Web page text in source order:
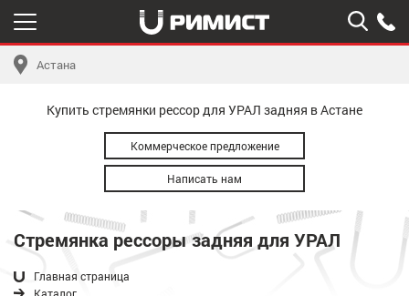
Астана
Купить стремянки рессор для УРАЛ задняя в Астане
Коммерческое предложение
Написать нам
Стремянка рессоры задняя для УРАЛ
Главная страница